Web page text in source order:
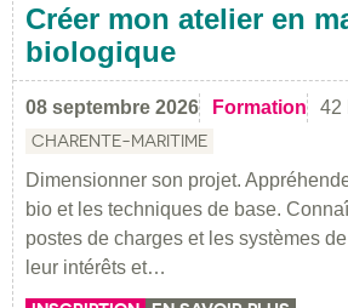
Créer mon atelier en
biologique
08 septembre 2026 Formation 42
CHARENTE-MARITIME
Dimensionner son projet.
bio et les techniques de base.
postes de charges et les systèmes
leur intérêts et…